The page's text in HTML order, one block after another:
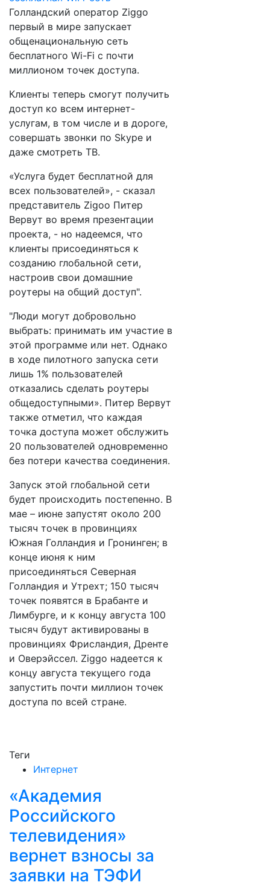
Голландский оператор Ziggo
первый в мире запускает
общенациональную сеть
бесплатного Wi-Fi с почти
миллионом точек доступа.
Клиенты теперь смогут получить
доступ ко всем интернет-
услугам, в том числе и в дороге,
совершать звонки по Skype и
даже смотреть ТВ.
«Услуга будет бесплатной для
всех пользователей», - сказал
представитель Zigoo Питер
Вервут во время презентации
проекта, - но надеемся, что
клиенты присоединяться к
созданию глобальной сети,
настроив свои домашние
роутеры на общий доступ".
"Люди могут добровольно
выбрать: принимать им участие в
этой программе или нет. Однако
в ходе пилотного запуска сети
лишь 1% пользователей
отказались сделать роутеры
общедоступными». Питер Вервут
также отметил, что каждая
точка доступа может обслужить
20 пользователей одновременно
без потери качества соединения.
Запуск этой глобальной сети
будет происходить постепенно. В
мае – июне запустят около 200
тысяч точек в провинциях
Южная Голландия и Гронинген; в
конце июня к ним
присоединяться Северная
Голландия и Утрехт; 150 тысяч
точек появятся в Брабанте и
Лимбурге, и к концу августа 100
тысяч будут активированы в
провинциях Фрисландия, Дренте
и Оверэйссел. Ziggo надеется к
концу августа текущего года
запустить почти миллион точек
доступа по всей стране.
Теги
Интернет
«Академия
Российского
телевидения»
вернет взносы за
заявки на ТЭФИ